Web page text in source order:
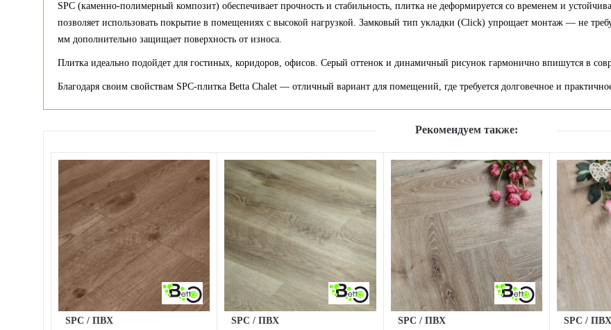
SPC (каменно-полимерный композит) обеспечивает прочность и стабильность, плитка не деформируется со временем и
позволяет использовать покрытие в помещениях с высокой нагрузкой. Замковый тип укладки (Click) упрощает монтаж — не
мм дополнительно защищает поверхность от износа.
Плитка идеально подойдет для гостиных, коридоров, офисов. Серый оттенок и динамичный рисунок гармонично впишутся в
Благодаря своим свойствам SPC-плитка Betta Chalet — отличный вариант для помещений, где требуется долговечное и
Рекомендуем также:
SPC / ПВХ SPC / ПВХ SPC / ПВХ SPC / ПВХ